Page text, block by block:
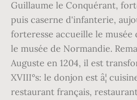
Guillaume le Conquérant,
puis caserne d'infanterie,
forteresse accueille le musée
le musée de Normandie.
Auguste en 1204, il est
XVIII°s: le donjon est â¦
restaurant français,